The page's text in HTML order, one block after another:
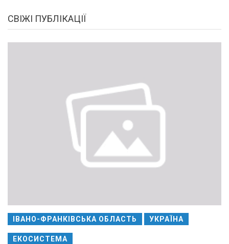
СВІЖІ ПУБЛІКАЦІЇ
ІВАНО-ФРАНКІВСЬКА ОБЛАСТЬ УКРАЇНА
ЕКОСИСТЕМА